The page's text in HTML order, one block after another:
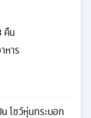
คืน
หาร
โชว์หุ่นกระบอก